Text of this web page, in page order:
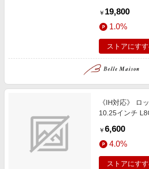
￥ 19,800
1.0%
ストアにす
《IH対応》 ロ
10.25インチ
￥ 6,600
4.0%
ストアにす